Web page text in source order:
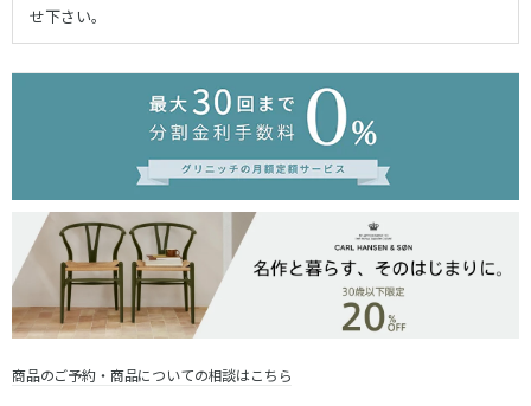
せ下さい。
商品のご予約・商品についての相談はこちら